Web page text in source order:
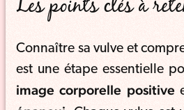
Connaître sa vulve et
est une étape essentielle
image corporelle positive